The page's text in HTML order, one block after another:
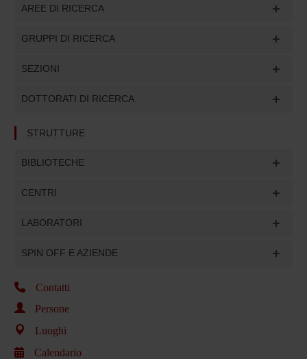
AREE DI RICERCA
GRUPPI DI RICERCA
SEZIONI
DOTTORATI DI RICERCA
STRUTTURE
BIBLIOTECHE
CENTRI
LABORATORI
SPIN OFF E AZIENDE
Contatti
Persone
Luoghi
Calendario